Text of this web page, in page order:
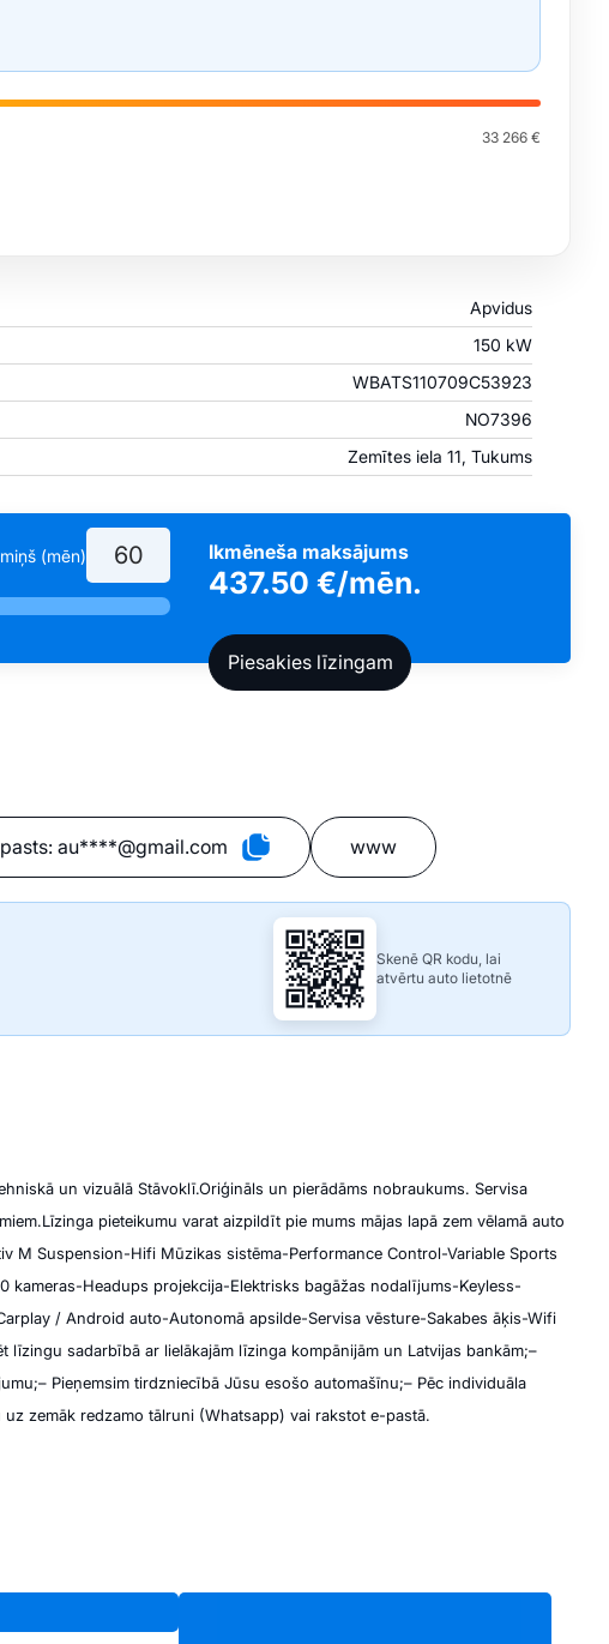
33 266 €
Apvidus
150 kW
WBATS110709C53923
NO7396
Zemītes iela 11, Tukums
(mēn) Ikmēneša maksājums
437.50 €/mēn.
au****@gmail.com www
Skenē QR kodu, lai
atvērtu auto lietotnē
un vizuālā Stāvoklī.Oriģināls un pierādāms nobraukums. Servisa
Līzinga pieteikumu varat aizpildīt pie mums mājas lapā zem vēlamā auto
M Suspension-Hifi Mūzikas sistēma-Performance Control-Variable Sports
kameras-Headups projekcija-Elektrisks bagāžas nodalījums-Keyless-
/ Android auto-Autonomā apsilde-Servisa vēsture-Sakabes āķis-Wifi
līzingu sadarbībā ar lielākajām līzinga kompānijām un Latvijas bankām;–
– Pieņemsim tirdzniecībā Jūsu esošo automašīnu;– Pēc individuāla
zemāk redzamo tālruni (Whatsapp) vai rakstot e-pastā.